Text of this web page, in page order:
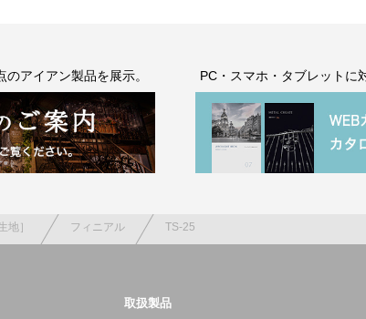
アイアン製品を展示。 PC・スマホ・タブレットに
地］ フィニアル TS-25
取扱製品